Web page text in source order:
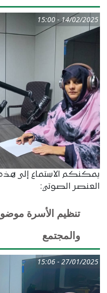
14/02/2025 - 15:00
يمكنكم الاستماع إلى هذه
العنصر الصوتي:
تنظيم الأسرة
والمجتمع
27/01/2025 - 15:06